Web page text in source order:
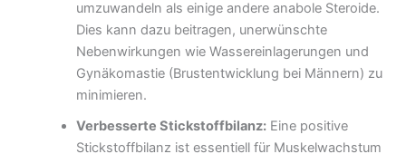
umzuwandeln als einige andere anabole Steroide.
Dies kann dazu beitragen, unerwünschte
Nebenwirkungen wie Wassereinlagerungen und
Gynäkomastie (Brustentwicklung bei Männern) zu
minimieren.
Verbesserte Stickstoffbilanz:Eine positive
Stickstoffbilanz ist essentiell für Muskelwachstum